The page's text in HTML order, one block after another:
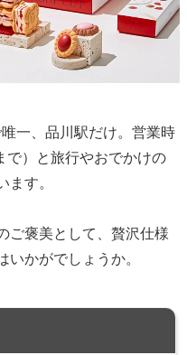
一、品川駅だけ。営業時
で）と旅行やおでかけの
す。
ご褒美として、贅沢仕様
かがでしょうか。